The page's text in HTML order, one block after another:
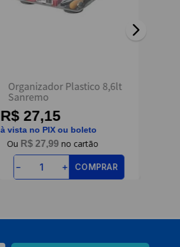
Organizador Plastico 8,6lt
Sanremo
R$ 27,15
à vista no PIX ou boleto
R$ 27,99
＋
－ COMPRAR